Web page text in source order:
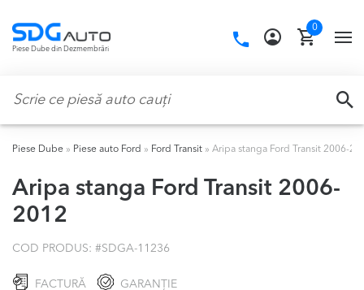
navigation
content
Piese Dube din Dezmembrări
Call
0
Piese Dube » Piese auto Ford » Ford Transit » Aripa stanga Ford Transit 2006-
Aripa stanga Ford Transit 2006-
2012
COD PRODUS: #SDGA-11236
FACTURĂ GARANȚIE